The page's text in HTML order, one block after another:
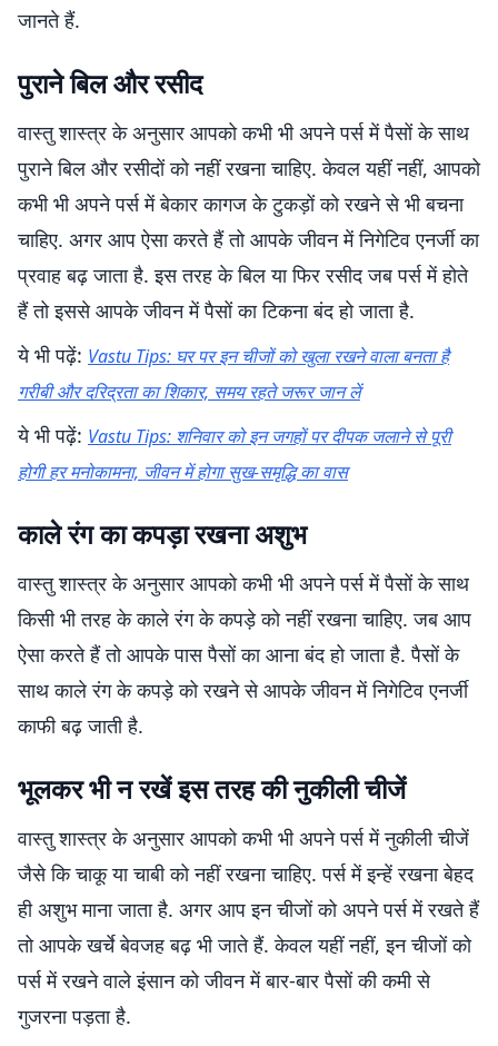
जानते हैं.
पुराने बिल और रसीद
वास्तु शास्त्र के अनुसार आपको कभी भी अपने पर्स में पैसों के साथ
पुराने बिल और रसीदों को नहीं रखना चाहिए. केवल यहीं नहीं, आपको
कभी भी अपने पर्स में बेकार कागज के टुकड़ों को रखने से भी बचना
चाहिए. अगर आप ऐसा करते हैं तो आपके जीवन में निगेटिव एनर्जी का
प्रवाह बढ़ जाता है. इस तरह के बिल या फिर रसीद जब पर्स में होते
हैं तो इससे आपके जीवन में पैसों का टिकना बंद हो जाता है.
ये भी पढ़ें: Vastu Tips: घर पर इन चीजों को खुला रखने वाला बनता है
गरीबी और दरिद्रता का शिकार, समय रहते जरूर जान लें
ये भी पढ़ें: Vastu Tips: शनिवार को इन जगहों पर दीपक जलाने से पूरी
होगी हर मनोकामना, जीवन में होगा सुख-समृद्धि का वास
काले रंग का कपड़ा रखना अशुभ
वास्तु शास्त्र के अनुसार आपको कभी भी अपने पर्स में पैसों के साथ
किसी भी तरह के काले रंग के कपड़े को नहीं रखना चाहिए. जब आप
ऐसा करते हैं तो आपके पास पैसों का आना बंद हो जाता है. पैसों के
साथ काले रंग के कपड़े को रखने से आपके जीवन में निगेटिव एनर्जी
काफी बढ़ जाती है.
भूलकर भी न रखें इस तरह की नुकीली चीजें
वास्तु शास्त्र के अनुसार आपको कभी भी अपने पर्स में नुकीली चीजें
जैसे कि चाकू या चाबी को नहीं रखना चाहिए. पर्स में इन्हें रखना बेहद
ही अशुभ माना जाता है. अगर आप इन चीजों को अपने पर्स में रखते हैं
तो आपके खर्चे बेवजह बढ़ भी जाते हैं. केवल यहीं नहीं, इन चीजों को
पर्स में रखने वाले इंसान को जीवन में बार-बार पैसों की कमी से
गुजरना पड़ता है.